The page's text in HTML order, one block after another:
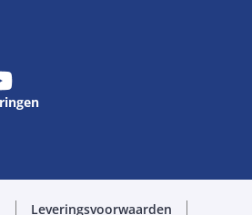
Leveringsvoorwaarden